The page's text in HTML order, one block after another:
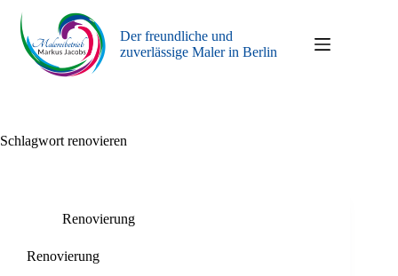
Inhalt
springen
Der freundliche und
zuverlässige Maler in Berlin
Schlagwort renovieren
Renovierung
Renovierung